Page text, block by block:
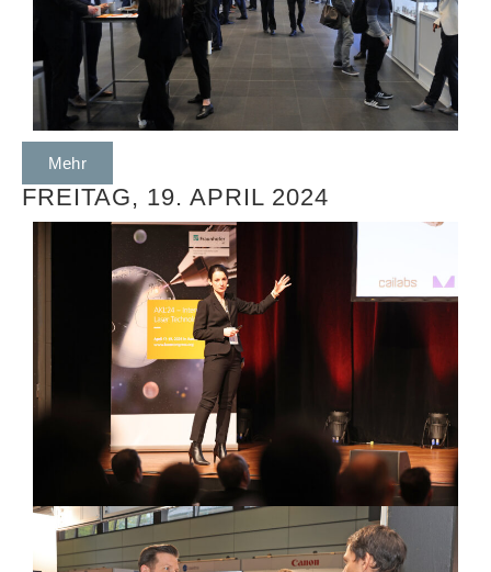
Mehr
FREITAG, 19. APRIL 2024